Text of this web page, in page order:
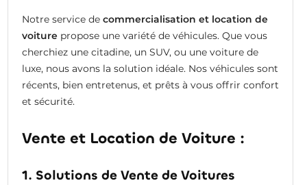
Notre service de commercialisation et location de
voiturepropose une variété de véhicules. Que vous
cherchiez une citadine, un SUV, ou une voiture de
luxe, nous avons la solution idéale. Nos véhicules sont
récents, bien entretenus, et prêts à vous offrir confort
et sécurité.
Vente et Location de Voiture :
1. Solutions de Vente de Voitures